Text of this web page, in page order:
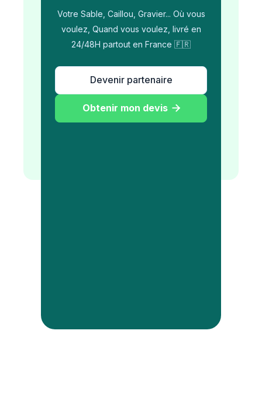
Votre Sable, Caillou, Gravier... Où vous
voulez, Quand vous voulez, livré en
24/48H partout en France 🇫🇷
Devenir partenaire
Obtenir mon devis 